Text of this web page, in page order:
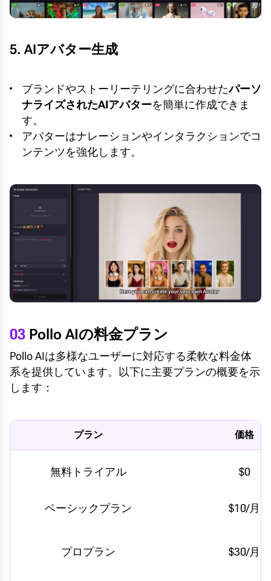
5. AIアバター生成
ブランドやストーリーテリングに合わせたパーソ
ナライズされたAIアバターを簡単に作成できま
す。
アバターはナレーションやインタラクションでコ
ンテンツを強化します。
03 Pollo AIの料金プラン
Pollo AIは多様なユーザーに対応する柔軟な料金体
系を提供しています。以下に主要プランの概要を示
します：
プラン 価格
無料トライアル $0
ベーシックプラン $10/月
プロプラン $30/月